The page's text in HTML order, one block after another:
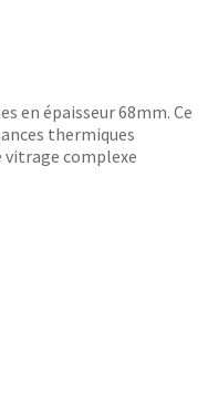
en épaisseur 68mm. Ce
thermiques
vitrage complexe